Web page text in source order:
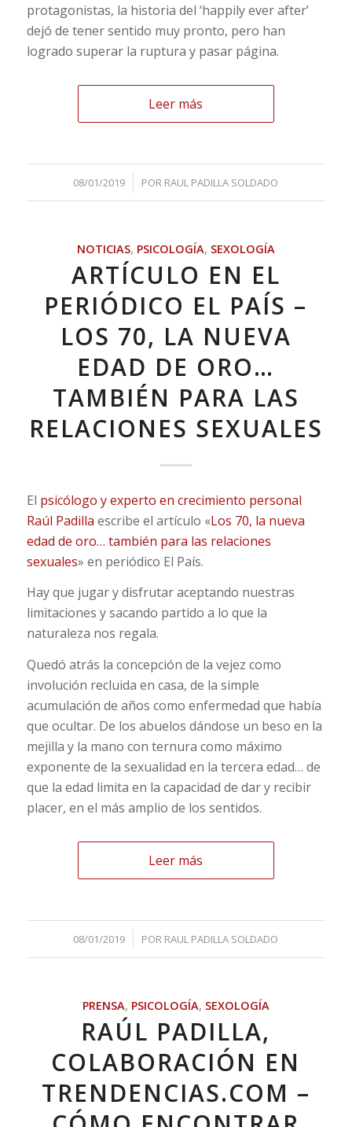
protagonistas, la historia del ‘happily ever after’
dejó de tener sentido muy pronto, pero han
logrado superar la ruptura y pasar página.
Leer más
08/01/2019
/ POR RAUL PADILLA SOLDADO
NOTICIAS, PSICOLOGÍA, SEXOLOGÍA
ARTÍCULO EN EL
PERIÓDICO EL PAÍS –
LOS 70, LA NUEVA
EDAD DE ORO…
TAMBIÉN PARA LAS
RELACIONES SEXUALES
El psicólogo y experto en crecimiento personal
Raúl Padilla escribe el artículo «Los 70, la nueva
edad de oro… también para las relaciones
sexuales» en periódico El País.
Hay que jugar y disfrutar aceptando nuestras
limitaciones y sacando partido a lo que la
naturaleza nos regala.
Quedó atrás la concepción de la vejez como
involución recluida en casa, de la simple
acumulación de años como enfermedad que había
que ocultar. De los abuelos dándose un beso en la
mejilla y la mano con ternura como máximo
exponente de la sexualidad en la tercera edad… de
que la edad limita en la capacidad de dar y recibir
placer, en el más amplio de los sentidos.
Leer más
08/01/2019
/ POR RAUL PADILLA SOLDADO
PRENSA, PSICOLOGÍA, SEXOLOGÍA
RAÚL PADILLA,
COLABORACIÓN EN
TRENDENCIAS.COM –